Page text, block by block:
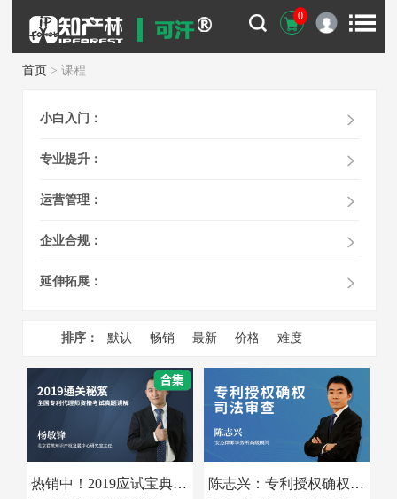
0
首页 > 课程
小白入门：
专业提升：
运营管理：
企业合规：
延伸拓展：
排序： 默认 畅销 最新 价格 难度
热销中！2019应试宝典 | 全国专利代理师资格考试真题讲解 陈志兴：专利授权确权司法审查